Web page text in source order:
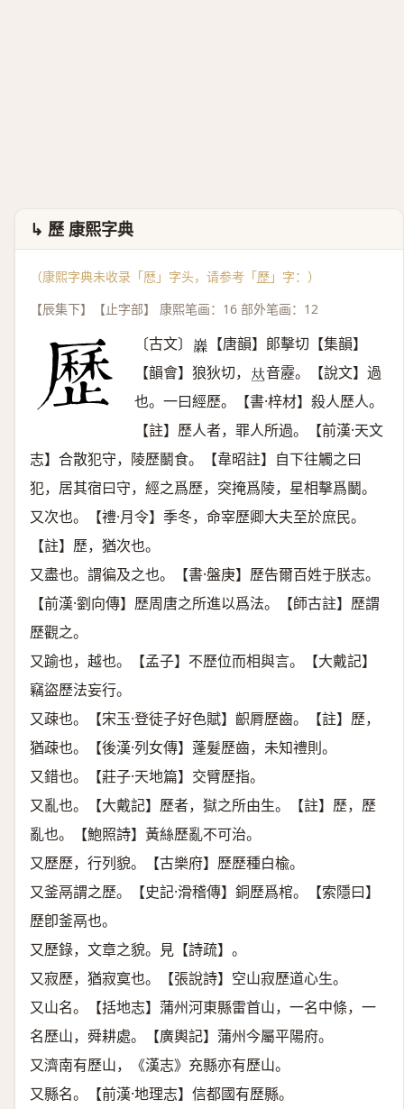
↳ 歷 康熙字典
（康熙字典未收录「厯」字头，请参考「歷 」字：）
【辰集下】【止字部】 康熙笔画：16 部外笔画：12
〔古文〕 𡿌
【唐韻】郞擊切【集韻】
【韻會】狼狄切， 𠀤音靂。【說文】過
也。一曰經歷。【書·梓材】殺人歷人。
【註】歷人者，罪人所過。【前漢·天文
志】合散犯守，陵歷鬭食。【韋昭註】自下往觸之曰
犯，居其宿曰守，經之爲歷，突掩爲陵，星相擊爲鬭。
又次也。【禮·月令】季冬，命宰歷卿大夫至於庶民。
【註】歷，猶次也。
又盡也。謂徧及之也。【書·盤庚】歷告爾百姓于朕志。
【前漢·劉向傳】歷周唐之所進以爲法。【師古註】歷謂
歷觀之。
又踰也，越也。【孟子】不歷位而相與言。【大戴記】
竊盜歷法妄行。
又疎也。【宋玉·登徒子好色賦】齞脣歷齒。【註】歷，
猶疎也。【後漢·列女傳】蓬髮歷齒，未知禮則。
又錯也。【莊子·天地篇】交臂歷指。
又亂也。【大戴記】歷者，獄之所由生。【註】歷，歷
亂也。【鮑照詩】黃絲歷亂不可治。
又歷歷，行列貌。【古樂府】歷歷種白楡。
又釜鬲謂之歷。【史記·滑稽傳】銅歷爲棺。【索隱曰】
歷卽釜鬲也。
又歷錄，文章之貌。見【詩疏】。
又寂歷，猶寂寞也。【張說詩】空山寂歷道心生。
又山名。【括地志】蒲州河東縣雷首山，一名中條，一
名歷山，舜耕處。【廣輿記】蒲州今屬平陽府。
又濟南有歷山，《漢志》充縣亦有歷山。
又縣名。【前漢·地理志】信都國有歷縣。